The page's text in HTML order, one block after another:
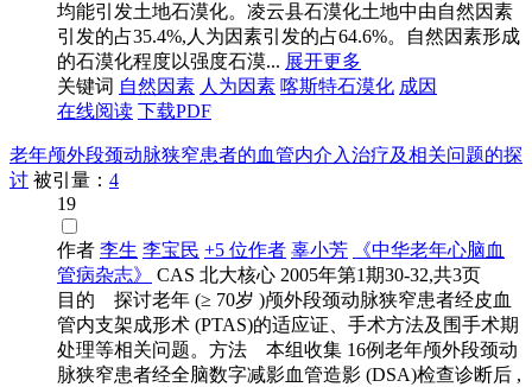
均能引发土地石漠化。凌云县石漠化土地中由自然因素
引发的占35.4%,人为因素引发的占64.6%。自然因素形成
的石漠化程度以强度石漠... 展开更多
关键词 自然因素 人为因素 喀斯特石漠化 成因
在线阅读 下载PDF
老年颅外段颈动脉狭窄患者的血管内介入治疗及相关问题的探
讨 被引量： 4
19
作者 李生 李宝民 +5 位作者 辜小芳
《中华老年心脑血
管病杂志》
CAS 北大核心 2005年第1期30-32,共3页
目的 探讨老年 (≥ 70岁 )颅外段颈动脉狭窄患者经皮血
管内支架成形术 (PTAS)的适应证、手术方法及围手术期
处理等相关问题。方法 本组收集 16例老年颅外段颈动
脉狭窄患者经全脑数字减影血管造影 (DSA)检查诊断后 ,